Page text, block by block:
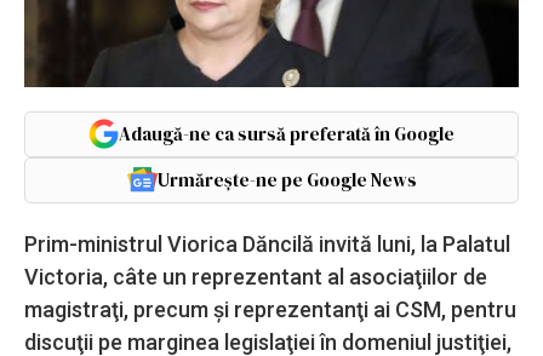
Adaugă-ne ca sursă preferată în Google
Urmărește-ne pe Google News
Prim-ministrul Viorica Dăncilă invită luni, la Palatul
Victoria, câte un reprezentant al asociaţiilor de
magistraţi, precum şi reprezentanţi ai CSM, pentru
discuţii pe marginea legislaţiei în domeniul justiţiei,